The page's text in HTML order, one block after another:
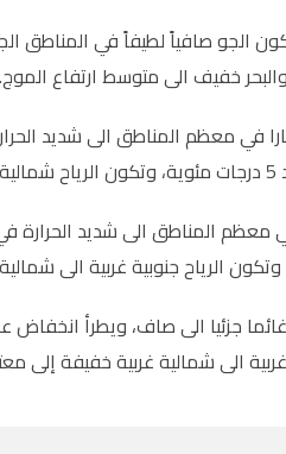
الجو صافياً لطيفاً في المناطق
خفيف الى متوسط ارتفاع الموج.
في معظم المناطق الى شديد
المناطق الى شديد الحرارة
الى شمالية غربية خفيفة إلى